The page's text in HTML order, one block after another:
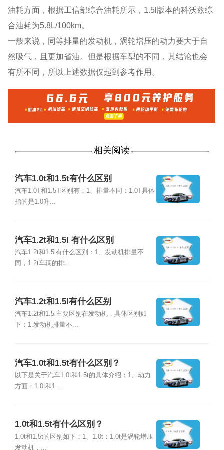
油耗方面，根据工信部综合油耗所示，1.5l版本的科沃兹综
合油耗为5.8L/100km。
一般来说，同等排量的发动机，涡轮增压的动力要大于自
然吸气，且更加省油。但是根据车型的不同，其结论也会
有所不同，所以上述数据仅起到参考作用。
相关阅读
汽车1.0t和1.5t有什么区别
汽车1.0T和1.5T区别有：1、排量不同：1.0T具体
指的是1.0升...
汽车1.2t和1.5l 有什么区别
汽车1.2t和1.5l有什么区别：1、发动机排量不
同，1.2t车辆的排...
汽车1.2t和1.5l有什么区别
汽车1.2t和1.5l主要区别在发动机，具体区别如
下：1.发动机排量不...
汽车1.0t和1.5t有什么区别？
以下是关于汽车1.0t和1.5t的具体介绍：1、动力
方面：1.0t和1...
1.0t和1.5t有什么区别？
1.0t和1.5t的区别如下：1、1.0t：1.0t是涡轮增压
发动机，...